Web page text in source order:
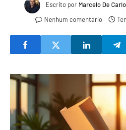
Escrito por Marcelo De
Nenhum comentário